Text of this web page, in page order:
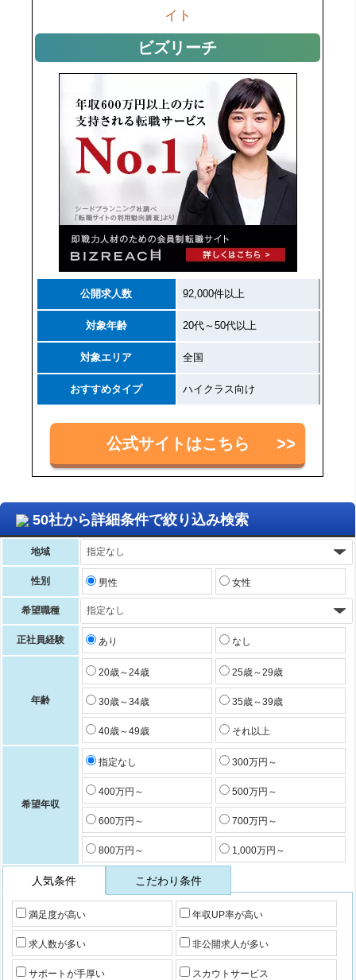
イト
ビズリーチ
公開求人数 92,000件以上
対象年齢 20代～50代以上
対象エリア 全国
おすすめタイプ ハイクラス向け
公式サイトはこちら
50社から詳細条件で絞り込み検索
地域
性別 男性 女性
希望職種
正社員経験 あり なし
年齢
20歳～24歳 25歳～29歳
30歳～34歳 35歳～39歳
40歳～49歳 それ以上
希望年収
指定なし 300万円～
400万円～ 500万円～
600万円～ 700万円～
800万円～ 1,000万円～
人気条件 こだわり条件
満足度が高い 年収UP率が高い
求人数が多い 非公開求人が多い
サポートが手厚い スカウトサービス